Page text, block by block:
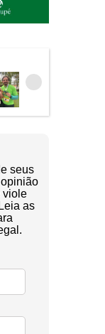
seus
viole
as